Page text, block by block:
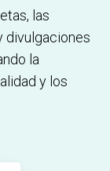
las
divulgaciones
la
y los